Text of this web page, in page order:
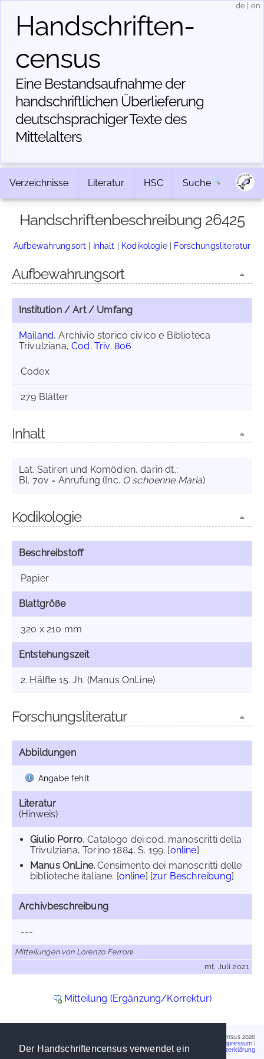
Der Handschriftencensus verwendet ein
Handschriften­
census
Eine Bestandsaufnahme der
handschriftlichen Über­lieferung
deutschsprachiger Texte des
Mittelalters
de en
Verzeichnisse Literatur HSC Suche
Handschriftenbeschreibung 26425
Aufbewahrungsort | Inhalt | Kodikologie| Forschungsliteratur
Aufbewahrungsort
Institution / Art / Umfang
Mailand, Archivio storico civico e Biblioteca
Trivulziana,Cod. Triv. 806
Codex
279 Blätter
Inhalt
Lat. Satiren und Komödien, darin dt.:
Bl. 70v = Anrufung (Inc. O schoenne Maria)
Kodikologie
Beschreibstoff
Papier
Blattgröße
320 x 210 mm
Entstehungszeit
2. Hälfte 15. Jh. (Manus OnLine)
Forschungsliteratur
Abbildungen
Angabe fehlt
Literatur
(Hinweis)
Giulio Porro, Catalogo dei cod. manoscritti della
Trivulziana, Torino 1884, S. 199. [online]
Manus OnLine. Censimento dei manoscritti delle
biblioteche italiane. [online] [zur Beschreibung]
Archivbeschreibung
---
Mitteilungen von Lorenzo Ferroni
mt, Juli 2021
Mitteilung (Ergänzung/Korrektur)
Handschriftencensus 2026
Impressum
Datenschutzerklärung